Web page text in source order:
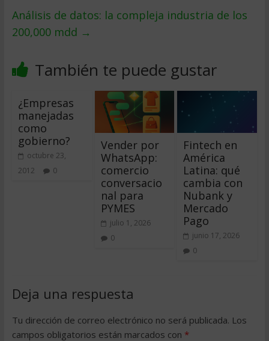
Análisis de datos: la compleja industria de los
200,000 mdd →
También te puede gustar
¿Empresas
manejadas
como
gobierno?
octubre 23,
2012
0
Vender por
WhatsApp:
comercio
conversacio
nal para
PYMES
julio 1, 2026
0
Fintech en
América
Latina: qué
cambia con
Nubank y
Mercado
Pago
junio 17, 2026
0
Deja una respuesta
Tu dirección de correo electrónico no será publicada. Los
campos obligatorios están marcados con *